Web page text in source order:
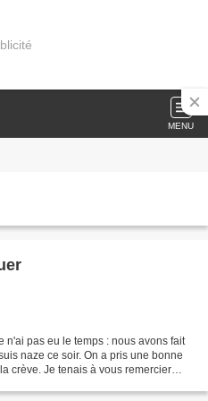
MENU
n'ai pas eu le temps : nous avons fait
naze ce soir. On a pris une bonne
crève. Je tenais à vous remercier